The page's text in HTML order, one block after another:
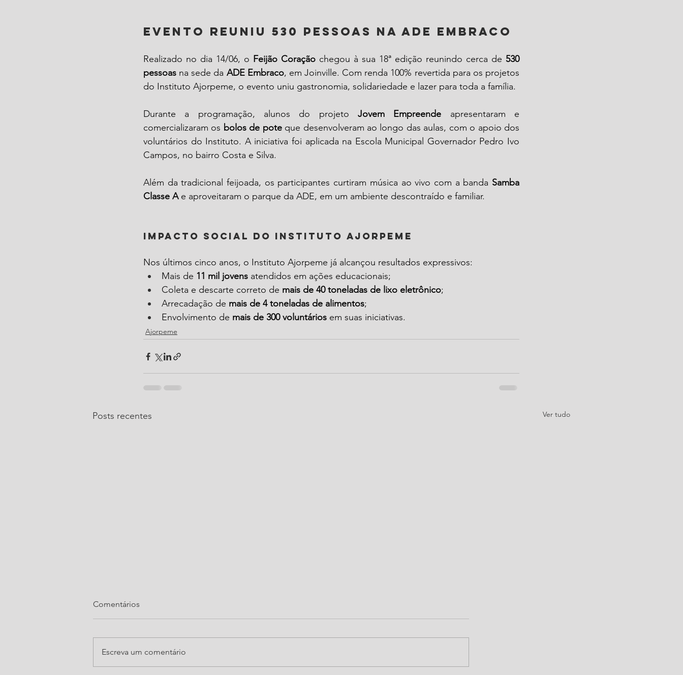
Evento reuniu 530 pessoas na ADE Embraco
Realizado no dia 14/06, o Feijão Coração chegou à sua 18ª edição reunindo cerca de 530
pessoas na sede da ADE Embraco, em Joinville. Com renda 100% revertida para os projetos
do Instituto Ajorpeme, o evento uniu gastronomia, solidariedade e lazer para toda a família.
Durante a programação, alunos do projeto Jovem Empreende apresentaram e
comercializaram os bolos de pote que desenvolveram ao longo das aulas, com o apoio dos
voluntários do Instituto. A iniciativa foi aplicada na Escola Municipal Governador Pedro Ivo
Campos, no bairro Costa e Silva.
Além da tradicional feijoada, os participantes curtiram música ao vivo com a banda Samba
Classe A e aproveitaram o parque da ADE, em um ambiente descontraído e familiar.
Impacto social do Instituto Ajorpeme
Nos últimos cinco anos, o Instituto Ajorpeme já alcançou resultados expressivos:
Mais de 11 mil jovens atendidos em ações educacionais;
Coleta e descarte correto de mais de 40 toneladas de lixo eletrônico;
Arrecadação de mais de 4 toneladas de alimentos;
Envolvimento de mais de 300 voluntários em suas iniciativas.
Ajorpeme
Posts recentes Ver tudo
Comentários
Escreva um comentário